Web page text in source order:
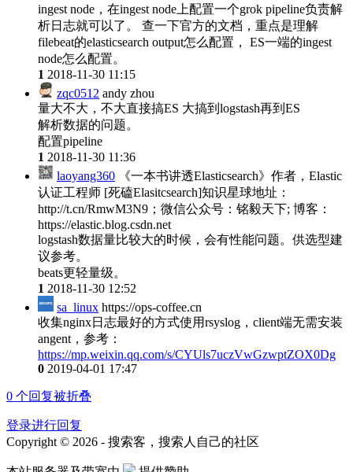
ingest node，在ingest node上配置一个grok pipeline负责解
析日志就可以了。 查一下官方的文档，重点是理解
filebeat的elasticsearch output怎么配置， ES一端的ingest
node怎么配置。
1 2018-11-30 11:15
zqc0512 andy zhou
量大不大，不大直接搞ES 大搞到logstash再到ES
解析数据的问题。
配置pipeline
1 2018-11-30 11:36
laoyang360
《一本书讲透Elasticsearch》作者，Elastic
认证工程师 [死磕Elasitcsearch]知识星球地址：
http://t.cn/RmwM3N9；微信公众号：铭毅天下; 博客：
https://elastic.blog.csdn.net
logstash数据量比较大的时候，会有性能问题。供选型建
议参考。
beats更轻量级。
1 2018-11-30 12:52
sa_linux https://ops-coffee.cn
收集nginx日志最好的方式使用rsyslog，client端无需安装
angent，参考：
https://mp.weixin.qq.com/s/CYUls7uczVwGzwptZOX0Dg
0 2019-04-01 17:47
0 个回复被折叠
登录进行回复
Copyright © 2026 - 搜索客，搜索人自己的社区